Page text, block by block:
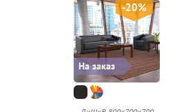
На заказ
-20%